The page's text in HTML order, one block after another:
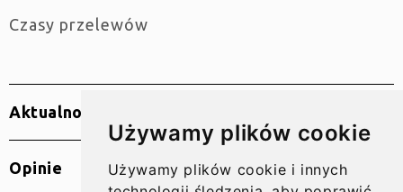
Używamy plików cookie
Używamy plików cookie i innych
Czasy przelewów
Aktualności
Opinie